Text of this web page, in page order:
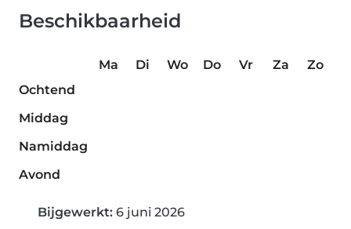
Beschikbaarheid
Ma Di Wo Do Vr Za
Zo
Ochtend
Middag
Namiddag
Avond
Bijgewerkt: 6 juni 2026